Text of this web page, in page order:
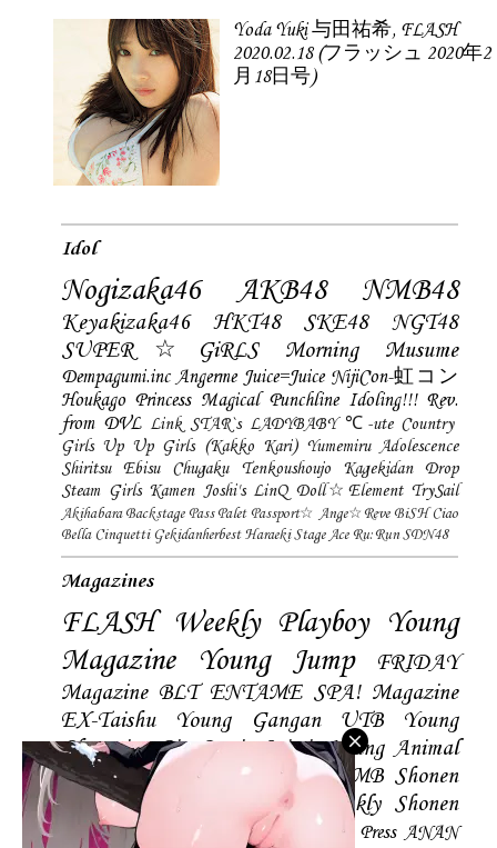
Yoda Yuki 与田祐希, FLASH
2020.02.18 (フラッシュ 2020年2
月18日号)
Idol
Nogizaka46 AKB48 NMB48
Keyakizaka46 HKT48 SKE48
NGT48
SUPER☆GiRLS
Morning Musume
Dempagumi.inc Angerme Juice=Juice NijiCon-虹コン
Houkago Princess Magical Punchline Idoling!!! Rev.
from DVL Link STAR`s LADYBABY ℃-ute Country
Girls Up Up Girls (Kakko Kari) Yumemiru Adolescence
Shiritsu Ebisu Chugaku
Tenkoushoujo Kagekidan
Drop
Steam Girls Kamen Joshi's LinQ Doll☆Element TrySail
Akihabara Backstage Pass Palet Passport☆ Ange☆Reve BiSH Ciao
Bella Cinquetti Gekidanherbest Haraeki Stage Ace Ru:Run SDN48
Magazines
FLASH Weekly Playboy Young
Magazine
Young Jump
FRIDAY
Magazine BLT ENTAME SPA! Magazine
EX-Taishu
Young Gangan UTB
Young
Champion Big Comic Spirtis Young Animal
Shonen Magazine
BUBKA BOMB Shonen
Champion
Manga Action
Weekly Shonen
Sunday
Photobooks BRODY Hustle Press ANAN